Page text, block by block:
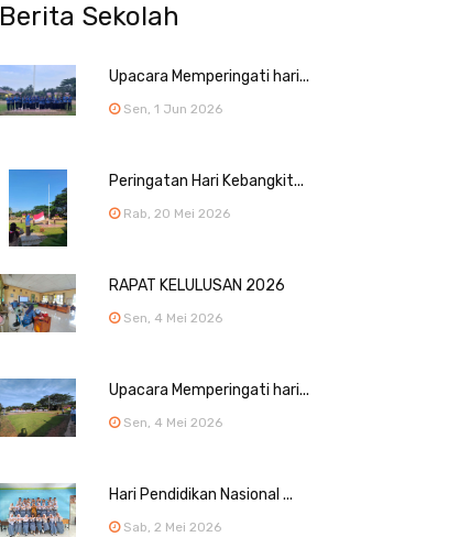
Berita Sekolah
Upacara Memperingati hari...
Sen, 1 Jun 2026
Peringatan Hari Kebangkit...
Rab, 20 Mei 2026
RAPAT KELULUSAN 2026
Sen, 4 Mei 2026
Upacara Memperingati hari...
Sen, 4 Mei 2026
Hari Pendidikan Nasional ...
Sab, 2 Mei 2026